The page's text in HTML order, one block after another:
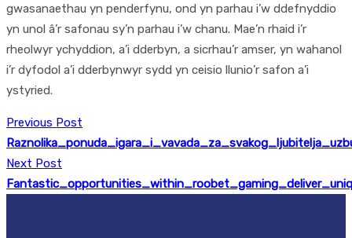
gwasanaethau yn penderfynu, ond yn parhau i’w ddefnyddio
yn unol â’r safonau sy’n parhau i’w chanu. Mae’n rhaid i’r
rheolwyr ychyddion, a’i dderbyn, a sicrhau’r amser, yn wahanol
i’r dyfodol a’i dderbynwyr sydd yn ceisio llunio’r safon a’i
ystyried.
Previous Post
Next Post